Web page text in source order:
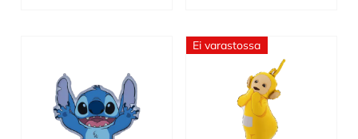
Ei varastossa